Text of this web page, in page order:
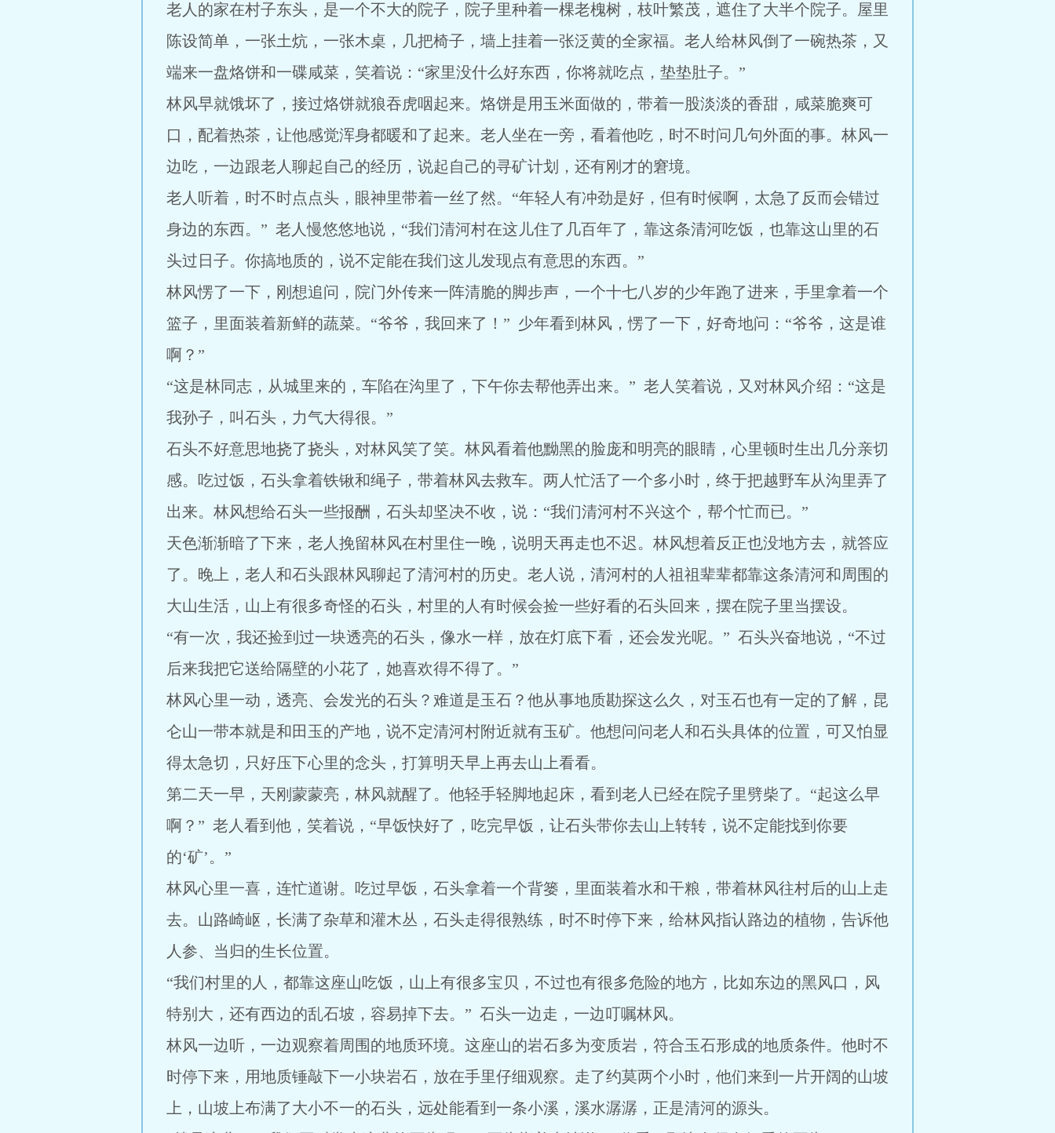
老人的家在村子东头，是一个不大的院子，院子里种着一棵老槐树，枝叶繁茂，遮住了大半个院子。屋里
陈设简单，一张土炕，一张木桌，几把椅子，墙上挂着一张泛黄的全家福。老人给林风倒了一碗热茶，又
端来一盘烙饼和一碟咸菜，笑着说：“家里没什么好东西，你将就吃点，垫垫肚子。”
林风早就饿坏了，接过烙饼就狼吞虎咽起来。烙饼是用玉米面做的，带着一股淡淡的香甜，咸菜脆爽可
口，配着热茶，让他感觉浑身都暖和了起来。老人坐在一旁，看着他吃，时不时问几句外面的事。林风一
边吃，一边跟老人聊起自己的经历，说起自己的寻矿计划，还有刚才的窘境。
老人听着，时不时点点头，眼神里带着一丝了然。“年轻人有冲劲是好，但有时候啊，太急了反而会错过
身边的东西。” 老人慢悠悠地说，“我们清河村在这儿住了几百年了，靠这条清河吃饭，也靠这山里的石
头过日子。你搞地质的，说不定能在我们这儿发现点有意思的东西。”
林风愣了一下，刚想追问，院门外传来一阵清脆的脚步声，一个十七八岁的少年跑了进来，手里拿着一个
篮子，里面装着新鲜的蔬菜。“爷爷，我回来了！” 少年看到林风，愣了一下，好奇地问：“爷爷，这是谁
啊？”
“这是林同志，从城里来的，车陷在沟里了，下午你去帮他弄出来。” 老人笑着说，又对林风介绍：“这是
我孙子，叫石头，力气大得很。”
石头不好意思地挠了挠头，对林风笑了笑。林风看着他黝黑的脸庞和明亮的眼睛，心里顿时生出几分亲切
感。吃过饭，石头拿着铁锹和绳子，带着林风去救车。两人忙活了一个多小时，终于把越野车从沟里弄了
出来。林风想给石头一些报酬，石头却坚决不收，说：“我们清河村不兴这个，帮个忙而已。”
天色渐渐暗了下来，老人挽留林风在村里住一晚，说明天再走也不迟。林风想着反正也没地方去，就答应
了。晚上，老人和石头跟林风聊起了清河村的历史。老人说，清河村的人祖祖辈辈都靠这条清河和周围的
大山生活，山上有很多奇怪的石头，村里的人有时候会捡一些好看的石头回来，摆在院子里当摆设。
“有一次，我还捡到过一块透亮的石头，像水一样，放在灯底下看，还会发光呢。” 石头兴奋地说，“不过
后来我把它送给隔壁的小花了，她喜欢得不得了。”
林风心里一动，透亮、会发光的石头？难道是玉石？他从事地质勘探这么久，对玉石也有一定的了解，昆
仑山一带本就是和田玉的产地，说不定清河村附近就有玉矿。他想问问老人和石头具体的位置，可又怕显
得太急切，只好压下心里的念头，打算明天早上再去山上看看。
第二天一早，天刚蒙蒙亮，林风就醒了。他轻手轻脚地起床，看到老人已经在院子里劈柴了。“起这么早
啊？” 老人看到他，笑着说，“早饭快好了，吃完早饭，让石头带你去山上转转，说不定能找到你要
的‘矿’。”
林风心里一喜，连忙道谢。吃过早饭，石头拿着一个背篓，里面装着水和干粮，带着林风往村后的山上走
去。山路崎岖，长满了杂草和灌木丛，石头走得很熟练，时不时停下来，给林风指认路边的植物，告诉他
人参、当归的生长位置。
“我们村里的人，都靠这座山吃饭，山上有很多宝贝，不过也有很多危险的地方，比如东边的黑风口，风
特别大，还有西边的乱石坡，容易掉下去。” 石头一边走，一边叮嘱林风。
林风一边听，一边观察着周围的地质环境。这座山的岩石多为变质岩，符合玉石形成的地质条件。他时不
时停下来，用地质锤敲下一小块岩石，放在手里仔细观察。走了约莫两个小时，他们来到一片开阔的山坡
上，山坡上布满了大小不一的石头，远处能看到一条小溪，溪水潺潺，正是清河的源头。